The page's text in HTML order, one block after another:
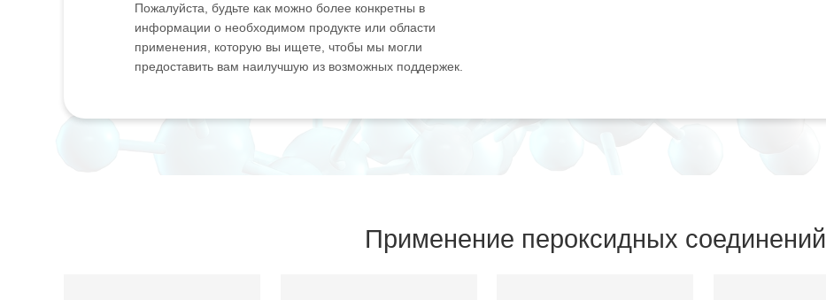
Пожалуйста, будьте как можно более конкретны в
информации о необходимом продукте или области
применения, которую вы ищете, чтобы мы могли
предоставить вам наилучшую из возможных поддержек.
Применение пероксидных соединений